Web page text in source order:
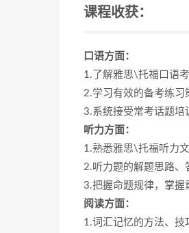
课程收获：
口语方面：
1.了解雅思\托福口语
2.学习有效的备考练习
3.系统接受常考话题培
听力方面：
1.熟悉雅思\托福听力
2.听力题的解题思路、
3.把握命题规律，掌握
阅读方面：
1.词汇记忆的方法、技